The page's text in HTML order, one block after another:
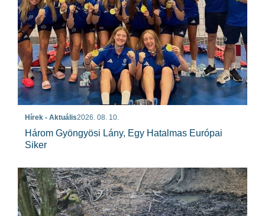
Hírek - Aktuális2026. 08. 10.
Három Gyöngyösi Lány, Egy Hatalmas Európai
Siker